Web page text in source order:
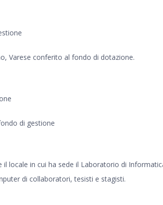
Varese conferito al fondo di dotazione.
di gestione
locale in cui ha sede il Laboratorio di
di collaboratori, tesisti e stagisti.